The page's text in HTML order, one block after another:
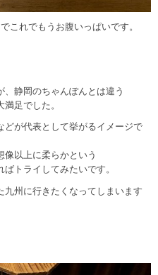
これでもうお腹いっぱいです。
静岡のちゃんぽんとは違う
足でした。
どが代表として挙がるイメージで
像以上に柔らかという
トライしてみたいです。
九州に行きたくなってしまいます